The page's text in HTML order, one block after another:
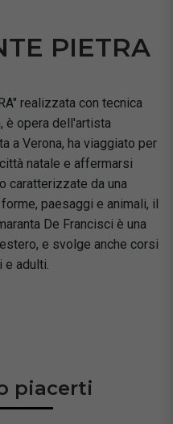
PIETRA
realizzata con tecnica
è opera dell'artista
a Verona, ha viaggiato per
natale e affermarsi
caratterizzate da una
paesaggi e animali, il
De Francisci è una
e svolge anche corsi
e adulti.
piacerti